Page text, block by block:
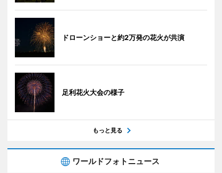
ドローンショーと約2万発の花火が共演
足利花火大会の様子
もっと見る
ワールドフォトニュース